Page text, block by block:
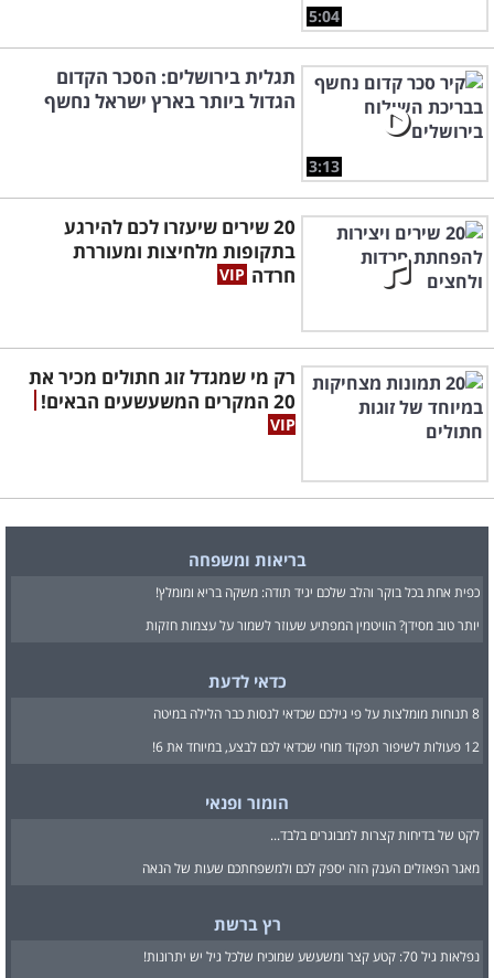
5:04
3:13
תגלית בירושלים: הסכר הקדום
הגדול ביותר בארץ ישראל נחשף
20 שירים שיעזרו לכם להירגע
בתקופות מלחיצות ומעוררת
חרדה
רק מי שמגדל זוג חתולים מכיר את
20 המקרים המשעשעים הבאים!
בריאות ומשפחה
כפית אחת בכל בוקר והלב שלכם יגיד תודה: משקה בריא ומומלץ!
יותר טוב מסידן? הוויטמין המפתיע שעוזר לשמור על עצמות חזקות
כדאי לדעת
8 תנוחות מומלצות על פי גילכם שכדאי לנסות כבר הלילה במיטה
12 פעולות לשיפור תפקוד מוחי שכדאי לכם לבצע, במיוחד את 6!
הומור ופנאי
לקט של בדיחות קצרות למבוגרים בלבד...
מאגר הפאזלים הענק הזה יספק לכם ולמשפחתכם שעות של הנאה
רץ ברשת
נפלאות גיל 70: קטע קצר ומשעשע שמוכיח שלכל גיל יש יתרונות!